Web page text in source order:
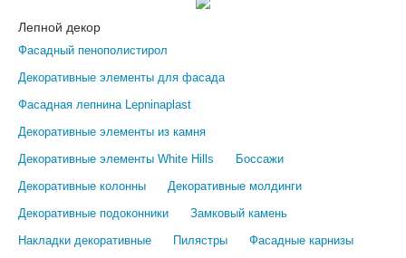
Лепной декор
Фасадный пенополистирол
Декоративные элементы для фасада
Фасадная лепнина Lepninaplast
Декоративные элементы из камня
Декоративные элементы White Hills
Боссажи
Декоративные колонны
Декоративные молдинги
Декоративные подоконники
Замковый камень
Накладки декоративные
Пилястры
Фасадные карнизы